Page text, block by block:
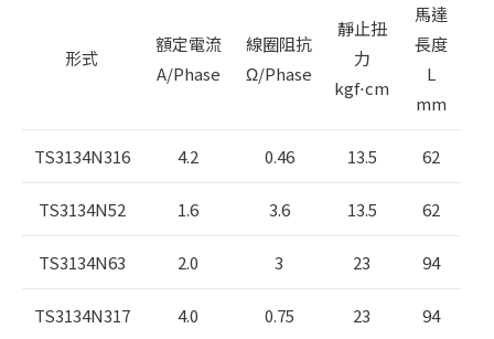
形式
額定電流
A/Phase
線圈阻抗
Ω/Phase
靜止扭
力
kgf⋅cm
馬達
長度
L
mm
TS3134N316 4.2 0.46 13.5 62
TS3134N52 1.6 3.6 13.5 62
TS3134N63 2.0 3 23 94
TS3134N317 4.0 0.75 23 94